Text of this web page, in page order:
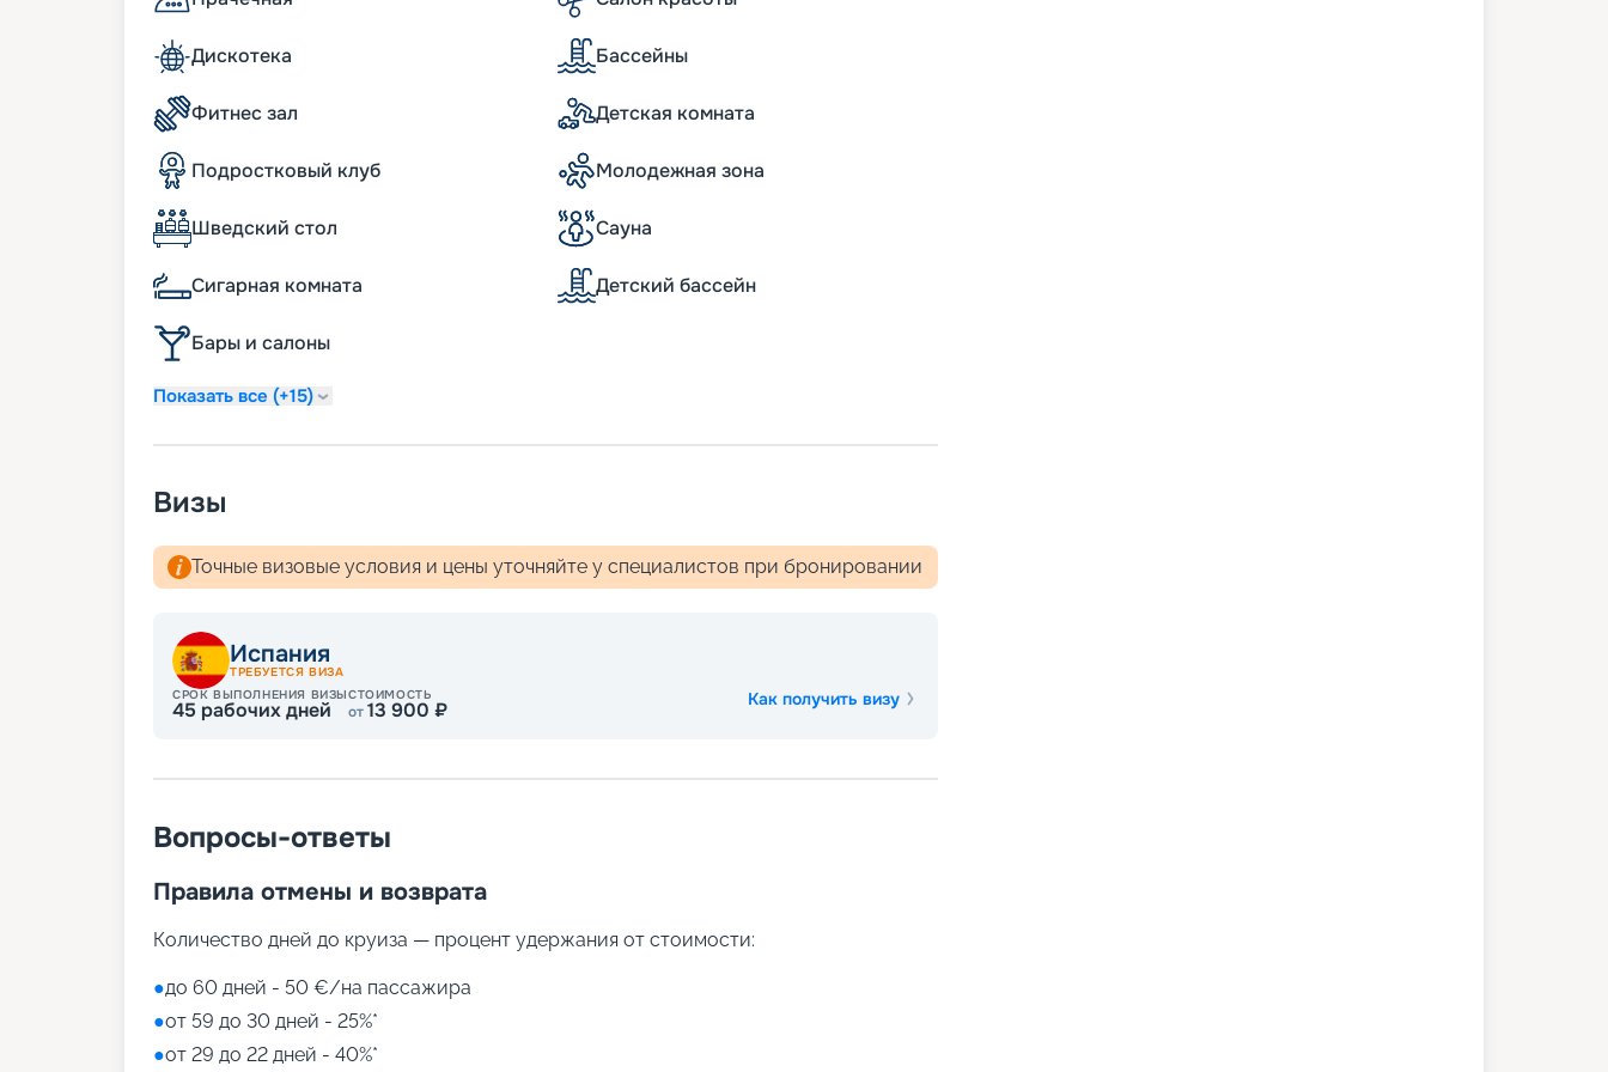
стильными интерьерами и широкой тематикой. Для развлечения гостей создана
тщательно продуманная инфраструктура, включающая спортплощадки, бутики,
бассейны, аквапарк, театр, казино, спа-комплекс MSC Aurea Spa, торговый
объекты. Но самые яркие впечатления останутся от экскурсий в новых городах. Для
юных путешественников создана собственная инфраструктура с участием
знаменитых детских брендов – LEGO и других.
Путешествуйте с «Круиз.онлайн»
белоснежный лайнер увидят в портах Северной Европы, на португальском и
испанском побережье Атлантического океана. Вы можете купить путевку онлайн –
перед вами даты и маршруты круизов, план теплохода, схемы палуб, описание
кают, цены на туры, обзоры опытных туристов.
Дискотека Бассейны
Фитнес зал Детская комната
Подростковый клуб Молодежная зона
Шведский стол Сауна
Сигарная комната Детский бассейн
Бары и салоны
Показать все (+15)
Визы
Точные визовые условия и цены уточняйте у специалистов при бронировании
Испания
ТРЕБУЕТСЯ ВИЗА
СРОК ВЫПОЛНЕНИЯ ВИЗЫ
45 рабочих дней
СТОИМОСТЬ
от13 900 ₽ Как получить визу
Вопросы-ответы
Правила отмены и возврата
Количество дней до круиза — процент удержания от стоимости:
●до 60 дней - 50 €/на пассажира
●от 59 до 30 дней - 25%*
●от 29 до 22 дней - 40%*